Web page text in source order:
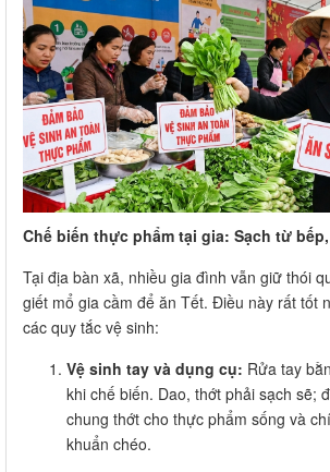
Chế biến thực phẩm tại gia: Sạch từ
Tại địa bàn xã, nhiều gia đình vẫn giữ thói
giết mổ gia cầm để ăn Tết. Điều này rất tốt
các quy tắc vệ sinh:
Vệ sinh tay và dụng cụ: Rửa tay
khi chế biến. Dao, thớt phải sạch sẽ;
chung thớt cho thực phẩm sống và
khuẩn chéo.